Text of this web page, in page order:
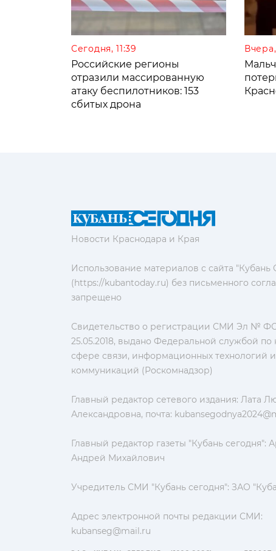
Сегодня, 11:39
Российские регионы
отразили массированную
атаку беспилотников: 153
сбитых дрона
Новости Краснодара и Края
Использование материалов с сайта "Кубань
(https://kubantoday.ru) без письменного
запрещено
Свидетельство о регистрации СМИ Эл №
25.05.2018, выдано Федеральной службой по
сфере связи, информационных технологий
коммуникаций (Роскомнадзор)
Главный редактор сетевого издания: Лата
Александровна, почта:
Главный редактор газеты "Кубань сегодня":
Андрей Михайлович
Учредитель СМИ "Кубань сегодня": ЗАО
Адрес электронной почты редакции СМИ:
kubanseg@mail.ru